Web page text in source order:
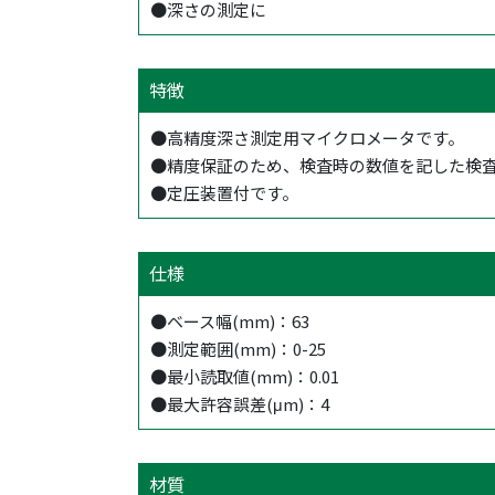
●深さの測定に
特徴
●高精度深さ測定用マイクロメータです。
●精度保証のため、検査時の数値を記した検査
●定圧装置付です。
仕様
●ベース幅(mm)：63
●測定範囲(mm)：0-25
●最小読取値(mm)：0.01
●最大許容誤差(μm)：4
材質